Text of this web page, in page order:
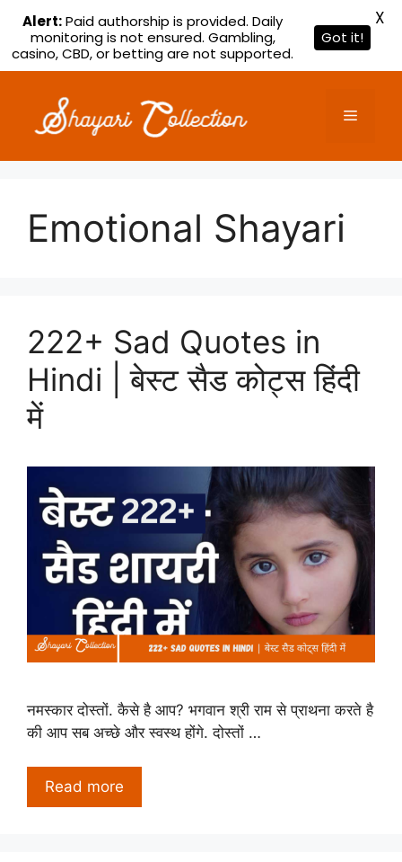
content
Menu
Emotional Shayari
222+ Sad Quotes in
Hindi | बेस्ट सैड कोट्स हिंदी
में
नमस्कार दोस्तों. कैसे है आप? भगवान श्री राम से प्राथना करते है
की आप सब अच्छे और स्वस्थ होंगे. दोस्तों …
Read more
Alert:Paid authorship is provided. Daily
monitoring is not ensured. Gambling,
casino, CBD, or betting are not supported.
Got it!
X